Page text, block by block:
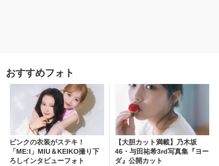
おすすめフォト
ピンクの衣装がステキ！
「ME:I」MIU＆KEIKO撮り下
ろしインタビューフォト
【大胆カット満載】乃木坂
46・与田祐希3rd写真集『ヨー
ダ』公開カット